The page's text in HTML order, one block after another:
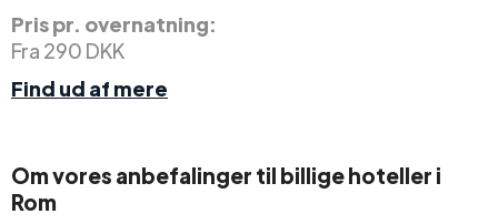
Pris pr. overnatning:
Fra 290 DKK
Find ud af mere
Om vores anbefalinger til billige hoteller i
Rom